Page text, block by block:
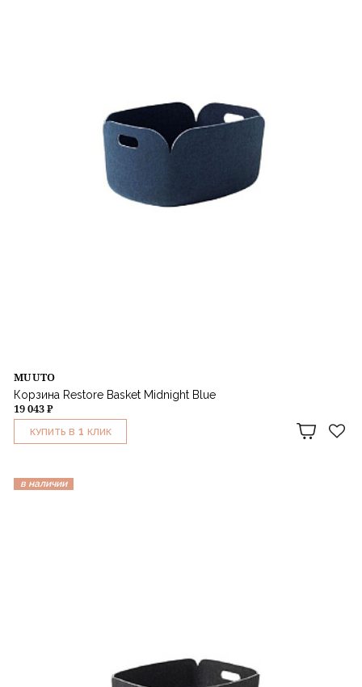
MUUTO
Корзина Restore Basket Midnight Blue
19 043 ₽
КУПИТЬ В 1 КЛИК
в наличии